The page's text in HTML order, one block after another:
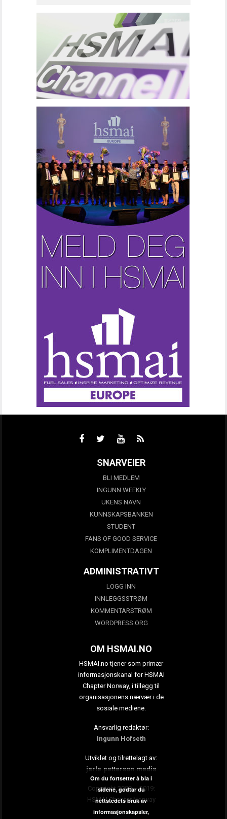
SNARVEIER
BLI MEDLEM
INGUNN WEEKLY
UKENS NAVN
KUNNSKAPSBANKEN
STUDENT
FANS OF GOOD SERVICE
KOMPLIMENTDAGEN
ADMINISTRATIVT
LOGG INN
INNLEGGSSTRØM
KOMMENTARSTRØM
WORDPRESS.ORG
OM HSMAI.NO
HSMAI.no tjener som primær
informasjonskanal for HSMAI
Chapter Norway, i tillegg til
organisasjonens nærvær i de
sosiale mediene.
Ansvarlig redaktør:
Ingunn Hofseth
Utviklet og tilrettelagt av:
jarle.petterson.media
Copyright 2009 – 2019:
HSMAI Chapter Norway
Om du fortsetter å bla i
sidene, godtar du
nettstedets bruk av
informasjonskapsler,